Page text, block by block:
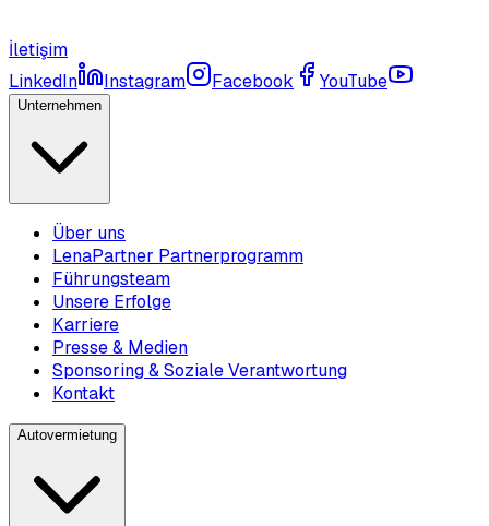
İletişim
LinkedIn
Instagram Facebook YouTube
Unternehmen
Über uns
LenaPartner Partnerprogramm
Führungsteam
Unsere Erfolge
Karriere
Presse & Medien
Sponsoring & Soziale Verantwortung
Kontakt
Autovermietung